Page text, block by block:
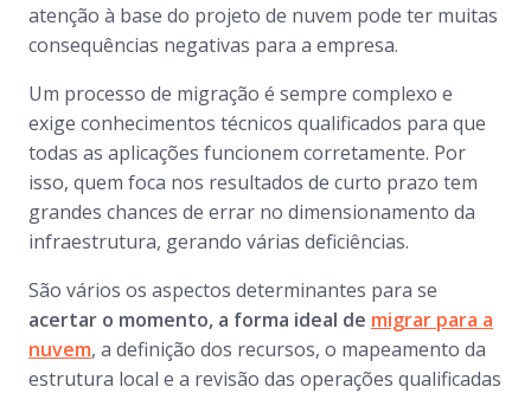
atenção à base do projeto de nuvem pode ter muitas
consequências negativas para a empresa.
Um processo de migração é sempre complexo e
exige conhecimentos técnicos qualificados para que
todas as aplicações funcionem corretamente. Por
isso, quem foca nos resultados de curto prazo tem
grandes chances de errar no dimensionamento da
infraestrutura, gerando várias deficiências.
São vários os aspectos determinantes para se
acertar o momento, a forma ideal de migrar para a
nuvem, a definição dos recursos, o mapeamento da
estrutura local e a revisão das operações qualificadas